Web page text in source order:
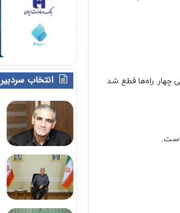
چهار راه‌ها قطع شد
انتخاب سردبیر